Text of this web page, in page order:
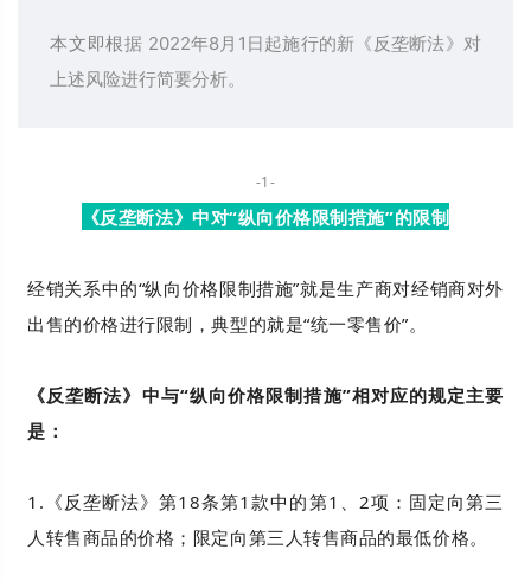
本文即根据 2022年8月1日起施行的新《反垄断法》对
上述风险进行简要分析。
-1-
《反垄断法》中对“纵向价格限制措施”的限制
经销关系中的“纵向价格限制措施”就是生产商对经销商对外
出售的价格进行限制，典型的就是“统一零售价”。
《反垄断法》中与“纵向价格限制措施”相对应的规定主要
是：
1.《反垄断法》第18条第1款中的第1、2项：固定向第三
人转售商品的价格；限定向第三人转售商品的最低价格。